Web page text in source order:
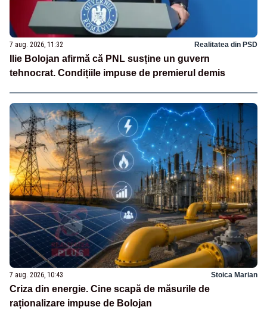
7 aug. 2026, 11:32 Realitatea din PSD
Ilie Bolojan afirmă că PNL susține un guvern
tehnocrat. Condițiile impuse de premierul demis
7 aug. 2026, 10:43 Stoica Marian
Criza din energie. Cine scapă de măsurile de
raționalizare impuse de Bolojan